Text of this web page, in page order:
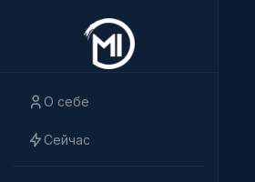
О себе
Сейчас